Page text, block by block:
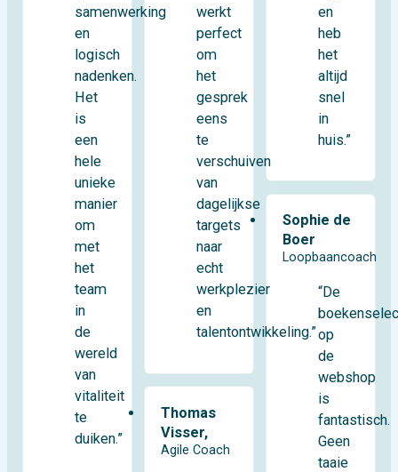
samenwerking
en
logisch
nadenken.
Het
is
een
hele
unieke
manier
om
met
het
team
in
de
wereld
van
vitaliteit
te
duiken.”
werkt
perfect
om
het
gesprek
eens
te
verschuiven
van
dagelijkse
targets
naar
echt
werkplezier
en
talentontwikkeling.”
Thomas
Visser,
Agile Coach
en
heb
het
altijd
snel
in
huis.”
Sophie de
Boer
Loopbaancoach
“De
op
de
webshop
is
fantastisch.
Geen
taaie